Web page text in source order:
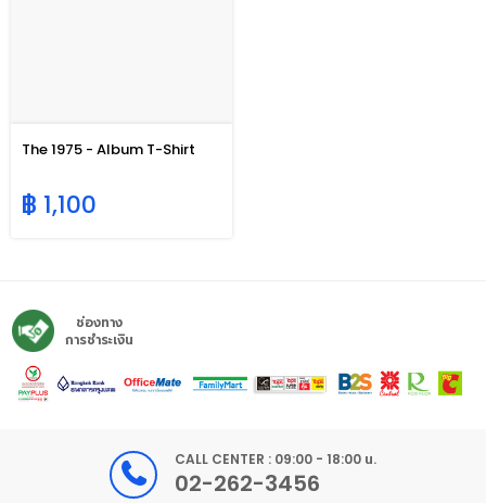
The 1975 - Album T-Shirt
฿ 1,100
ช่องทาง
การชำระเงิน
CALL CENTER : 09:00 - 18:00 น.
02-262-3456